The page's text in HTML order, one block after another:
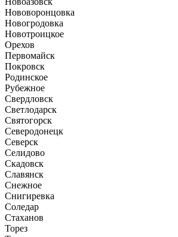
Нововоронцовка
Новогродовка
Новотроицкое
Орехов
Первомайск
Покровск
Родинское
Рубежное
Свердловск
Светлодарск
Святогорск
Северодонецк
Северск
Селидово
Скадовск
Славянск
Снежное
Снигиревка
Соледар
Стаханов
Торез